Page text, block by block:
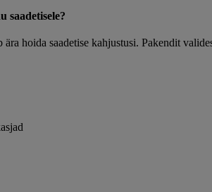
saadetisele?
hoida saadetise kahjustusi. Pakendit